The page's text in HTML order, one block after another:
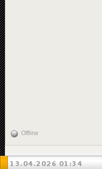
Offline
13.04.2026 01:34